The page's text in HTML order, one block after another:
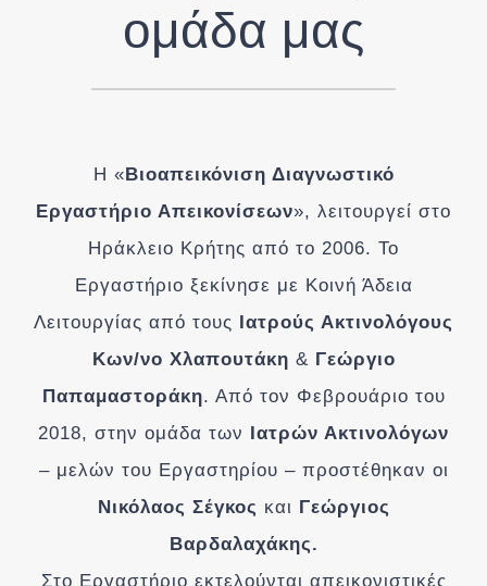
ομάδα μας
Η «Βιοαπεικόνιση Διαγνωστικό
Εργαστήριο Απεικονίσεων», λειτουργεί στο
Ηράκλειο Κρήτης από το 2006. Το
Εργαστήριο ξεκίνησε με Κοινή Άδεια
Λειτουργίας από τους Ιατρούς Ακτινολόγους
Κων/νο Χλαπουτάκη & Γεώργιο
Παπαμαστοράκη. Από τον Φεβρουάριο του
2018, στην ομάδα των Ιατρών Ακτινολόγων
– μελών του Εργαστηρίου – προστέθηκαν οι
Νικόλαος Σέγκος και Γεώργιος
Βαρδαλαχάκης.
Στο Εργαστήριο εκτελούνται απεικονιστικές